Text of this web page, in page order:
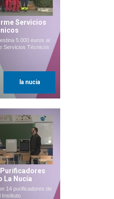
Servicios
5.000 euros al
Servicios Técnicos
la nucia
La Nucía
14 purificadores de
Instituto